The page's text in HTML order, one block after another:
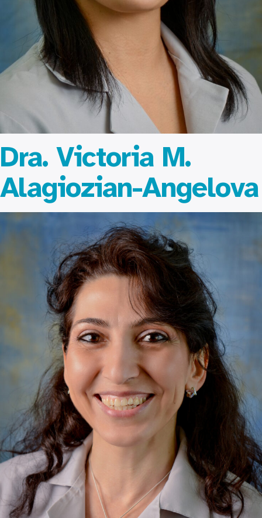
Dra. Victoria M.
Alagiozian-Angelova